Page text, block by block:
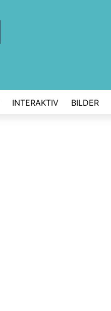
INTERAKTIV BILDER